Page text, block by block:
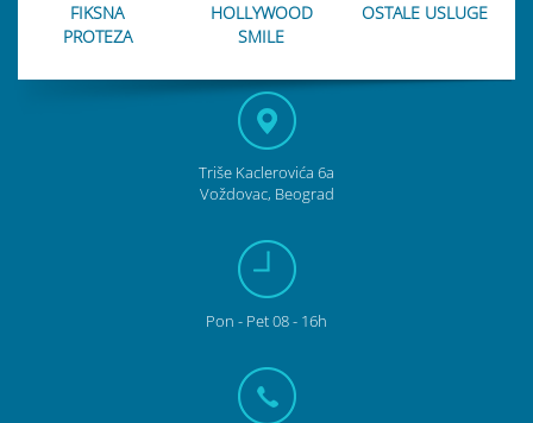
FIKSNA
PROTEZA
HOLLYWOOD
SMILE
OSTALE USLUGE
Triše Kaclerovića 6a
Voždovac, Beograd
Pon - Pet08 - 16h